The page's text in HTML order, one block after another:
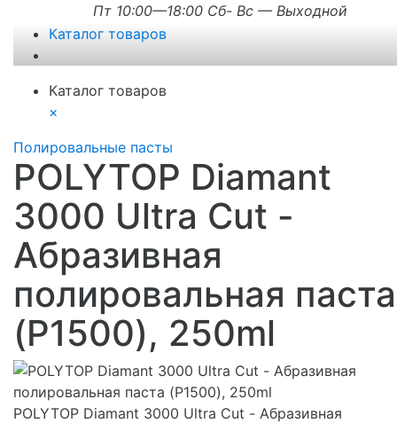
Пт 10:00—18:00 Сб- Вс — Выходной
Каталог товаров
Каталог товаров
×
Полировальные пасты
POLYTOP Diamant
3000 Ultra Cut -
Абразивная
полировальная паста
(P1500), 250ml
POLYTOP Diamant 3000 Ultra Cut - Абразивная